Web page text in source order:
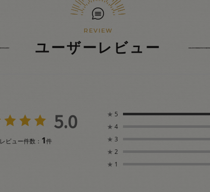
ユーザーレビュー
5.0
レビュー件数： 1件
★ 5
★ 4
★ 3
★ 2
★ 1